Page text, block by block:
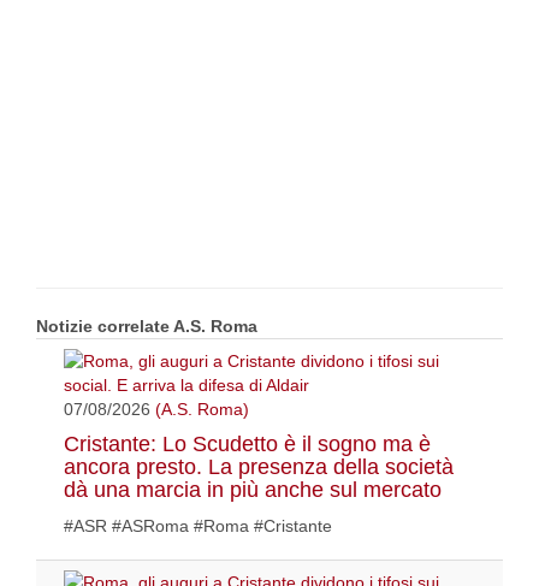
Notizie correlate A.S. Roma
07/08/2026 (A.S. Roma)
Cristante: Lo Scudetto è il sogno ma è
ancora presto. La presenza della società
dà una marcia in più anche sul mercato
#ASR #ASRoma #Roma #Cristante